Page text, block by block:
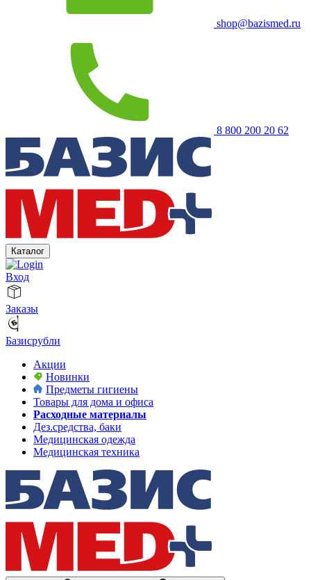
shop@bazismed.ru
8 800 200 20 62
Каталог
Вход
Заказы
Базисрубли
Акции
Новинки
Предметы гигиены
Товары для дома и офиса
Расходные материалы
Дез.средства, баки
Медицинская одежда
Медицинская техника